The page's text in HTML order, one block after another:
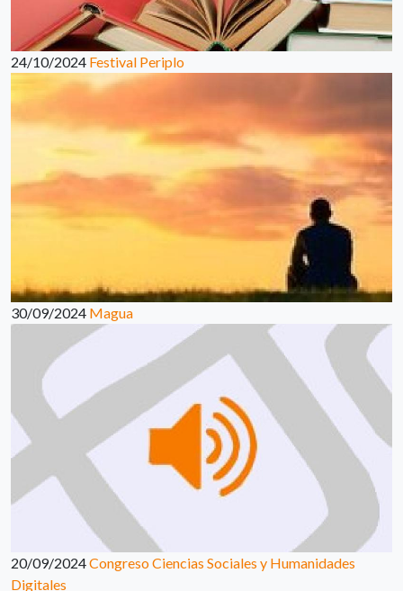
24/10/2024 Festival Periplo
30/09/2024 Magua
20/09/2024Congreso Ciencias Sociales y Humanidades
Digitales